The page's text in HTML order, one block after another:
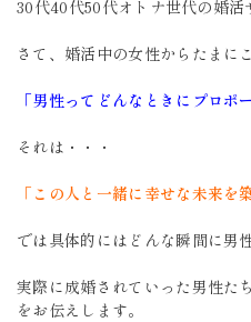
30代40代50代オトナ世代の婚活
さて、婚活中の女性からたまに
「男性ってどんなときにプロポ
それは・・・
「この人と一緒に幸せな未来を
では具体的にはどんな瞬間に男
実際に成婚されていった男性た
をお伝えします。